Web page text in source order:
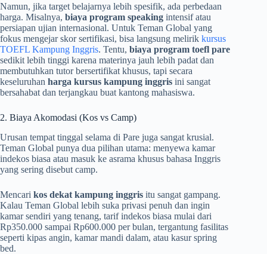
Namun, jika target belajarnya lebih spesifik, ada perbedaan
harga. Misalnya, biaya program speaking intensif atau
persiapan ujian internasional. Untuk Teman Global yang
fokus mengejar skor sertifikasi, bisa langsung melirik kursus
TOEFL Kampung Inggris. Tentu, biaya program toefl pare
sedikit lebih tinggi karena materinya jauh lebih padat dan
membutuhkan tutor bersertifikat khusus, tapi secara
keseluruhan harga kursus kampung inggris ini sangat
bersahabat dan terjangkau buat kantong mahasiswa.
2. Biaya Akomodasi (Kos vs Camp)
Urusan tempat tinggal selama di Pare juga sangat krusial.
Teman Global punya dua pilihan utama: menyewa kamar
indekos biasa atau masuk ke asrama khusus bahasa Inggris
yang sering disebut camp.
Mencari kos dekat kampung inggris itu sangat gampang.
Kalau Teman Global lebih suka privasi penuh dan ingin
kamar sendiri yang tenang, tarif indekos biasa mulai dari
Rp350.000 sampai Rp600.000 per bulan, tergantung fasilitas
seperti kipas angin, kamar mandi dalam, atau kasur spring
bed.